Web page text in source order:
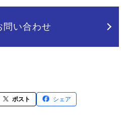
問い合わせ
ポスト シェア